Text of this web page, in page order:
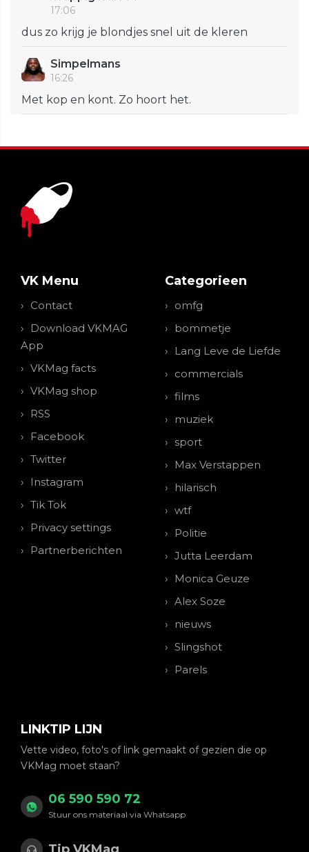
17:06
dus zo krijg je blondjes snel uit de kleren
Simpelmans
16:26
Met kop en kont. Zo hoort het.
VK Menu
Contact
Download VKMAG
App
VKMag facts
VKMag shop
RSS
Facebook
Twitter
Instagram
Tik Tok
Privacy settings
Partnerberichten
Categorieen
omfg
bommetje
Lang Leve de Liefde
commercials
films
muziek
sport
Max Verstappen
hilarisch
wtf
Politie
Jutta Leerdam
Monica Geuze
Alex Soze
nieuws
Slingshot
Parels
LINKTIP LIJN
Vette video, foto's of link gemaakt of gezien die op
VKMag moet staan?
06 590 590 72
Stuur ons materiaal via Whatsapp